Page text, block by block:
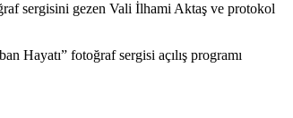
sergisini gezen Vali İlhami Aktaş ve protokol
Hayatı” fotoğraf sergisi açılış programı